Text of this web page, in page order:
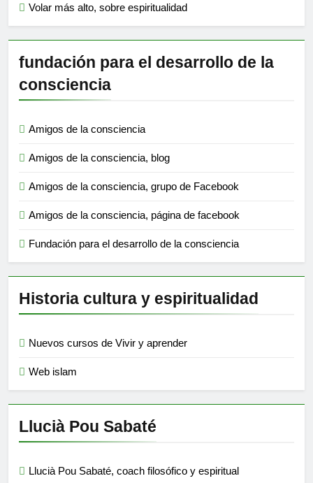
Volar más alto, sobre espiritualidad
fundación para el desarrollo de la
consciencia
Amigos de la consciencia
Amigos de la consciencia, blog
Amigos de la consciencia, grupo de Facebook
Amigos de la consciencia, página de facebook
Fundación para el desarrollo de la consciencia
Historia cultura y espiritualidad
Nuevos cursos de Vivir y aprender
Web islam
Llucià Pou Sabaté
Llucià Pou Sabaté, coach filosófico y espiritual